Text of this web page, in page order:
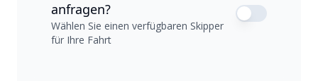
anfragen?
Wählen Sie einen verfügbaren Skipper
für Ihre Fahrt